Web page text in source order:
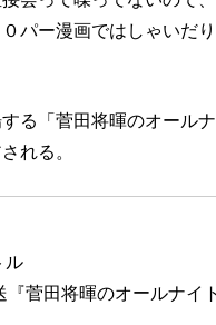
パー漫画ではしゃいだ
る「菅田将暉のオール
れる。
ル
『菅田将暉のオールナイ